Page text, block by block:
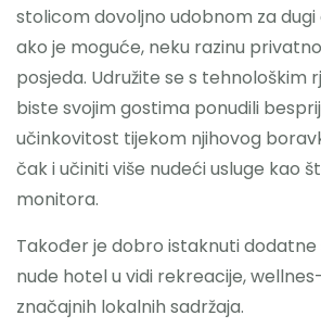
stolicom dovoljno udobnom za dugi
ako je moguće, neku razinu
posjeda. Udružite se s tehnološkim
biste svojim gostima ponudili
učinkovitost tijekom njihovog
čak i učiniti više nudeći usluge kao
monitora.
Također je dobro istaknuti dodatne
nude hotel u vidi rekreacije,
značajnih lokalnih sadržaja.